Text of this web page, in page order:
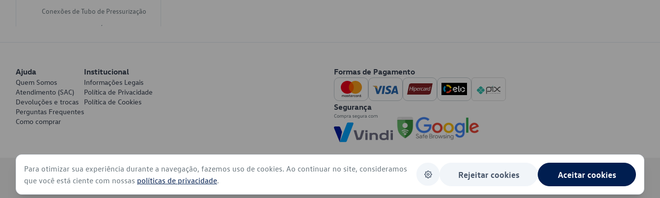
Conexões de Tubo de Pressurização
Varetas de Nivel de Óleo
Discos de Freio
Juntas de Bomba de Vácuo
Mangueiras de Vácuo de Servo
Pratos de Disco de Freio
Travas de Pastilha de Freio
Ajuda
Quem Somos
Atendimento (SAC)
Devoluções e trocas
Perguntas Frequentes
Como comprar
Institucional
Informações Legais
Política de Privacidade
Política de Cookies
Formas de Pagamento
Segurança
© 2026 - Volkswagen do Brasil - Todos os direitos reservados
Para otimizar sua experiência durante a navegação, fazemos uso de cookies. Ao continuar no site, consideramos
que você está ciente com nossas políticas de privacidade.
Rejeitar cookies Aceitar cookies